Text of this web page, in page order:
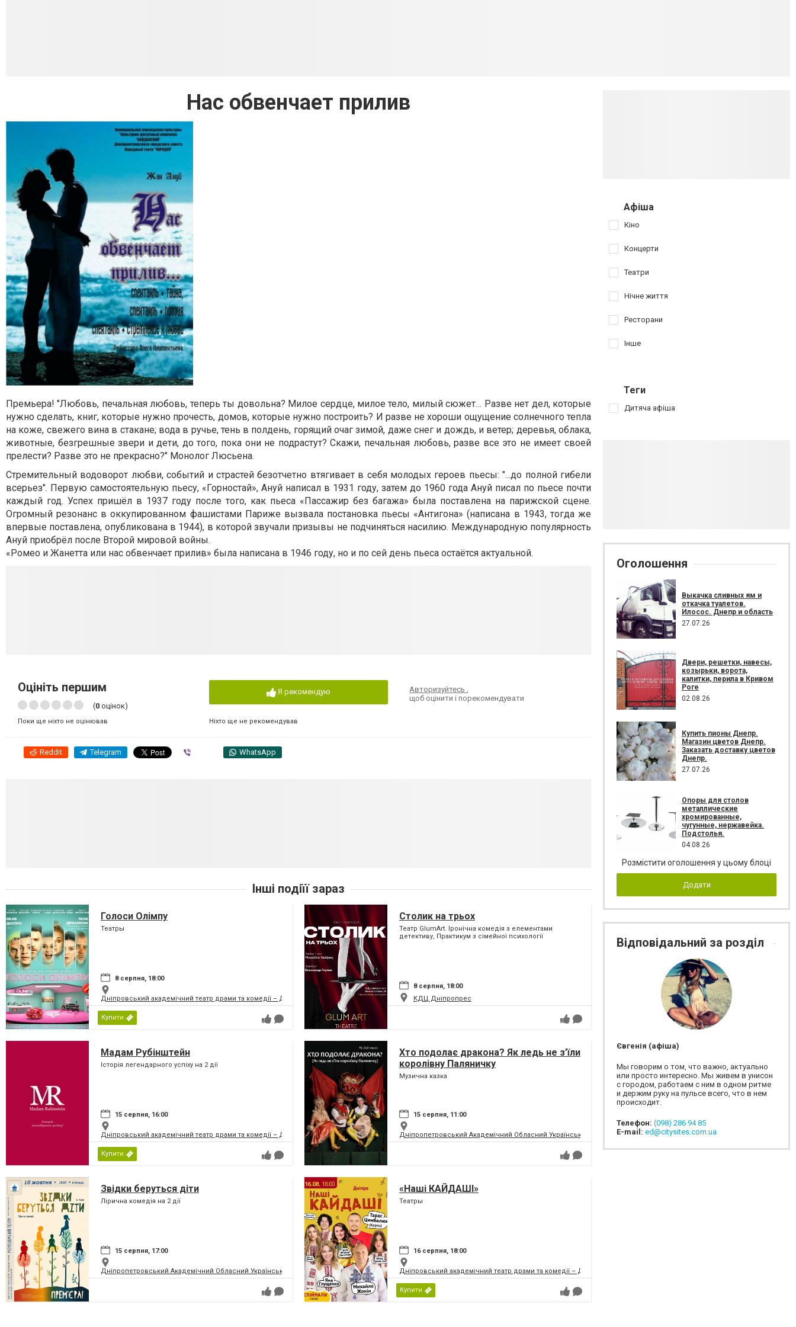
Нас обвенчает прилив
Премьера! "Любовь, печальная любовь, теперь ты довольна? Милое сердце, милое тело, милый сюжет… Разве нет дел, которые
нужно сделать, книг, которые нужно прочесть, домов, которые нужно построить? И разве не хороши ощущение солнечного тепла
на коже, свежего вина в стакане; вода в ручье, тень в полдень, горящий очаг зимой, даже снег и дождь, и ветер; деревья, облака,
животные, безгрешные звери и дети, до того, пока они не подрастут? Скажи, печальная любовь, разве все это не имеет своей
прелести? Разве это не прекрасно?" Монолог Люсьена.
Стремительный водоворот любви, событий и страстей безотчетно втягивает в себя молодых героев пьесы: "...до полной гибели
всерьез". Первую самостоятельную пьесу, «Горностай», Ануй написал в 1931 году, затем до 1960 года Ануй писал по пьесе почти
каждый год. Успех пришёл в 1937 году после того, как пьеса «Пассажир без багажа» была поставлена на парижской сцене.
Огромный резонанс в оккупированном фашистами Париже вызвала постановка пьесы «Антигона» (написана в 1943, тогда же
впервые поставлена, опубликована в 1944), в которой звучали призывы не подчиняться насилию. Международную популярность
Ануй приобрёл после Второй мировой войны.
«Ромео и Жанетта или нас обвенчает прилив» была написана в 1946 году, но и по сей день пьеса остаётся актуальной.
Оцініть першим
(0 оцінок)
Поки ще ніхто не оцінював
Я рекомендую
Ніхто ще не рекомендував
Авторизуйтесь,
щоб оцінити і порекомендувати
Reddit Telegram WhatsApp
Інші подіїї зараз
Голоси Олімпу
Театры
8 серпня, 18:00
Дніпровський академічний театр драми та комедії – ДРАМіКОМ
Купити
Столик на трьох
Театр GlumArt. Іронічна комедія з елементами
детективу, Практикум з сімейної психології
8 серпня, 18:00
КДЦ Дніпропрес
Мадам Рубінштейн
Історія легендарного успіху на 2 дії
15 серпня, 16:00
Дніпровський академічний театр драми та комедії – ДРАМіКОМ
Купити
Хто подолає дракона? Як ледь не з’їли
королівну Паляничку
Музична казка
15 серпня, 11:00
Дніпропетровський Академічний Обласний Український Молодіжний Театр
Звідки беруться діти
Лірична комедія на 2 дії
15 серпня, 17:00
Дніпропетровський Академічний Обласний Український Молодіжний Театр
«Наші КАЙДАШІ»
Театры
16 серпня, 18:00
Дніпровський академічний театр драми та комедії – ДРАМіКОМ
Купити
Афіша
Кіно
Концерти
Театри
Нічне життя
Ресторани
Інше
Теги
Дитяча афіша
Оголошення
Выкачка сливных ям и
откачка туалетов.
Илосос. Днепр и область
27.07.26
Двери, решетки, навесы,
козырьки, ворота,
калитки, перила в Кривом
Роге
02.08.26
Купить пионы Днепр.
Магазин цветов Днепр.
Заказать доставку цветов
Днепр.
27.07.26
Опоры для столов
металлические
хромированные,
чугунные, нержавейка.
Подстолья.
04.08.26
Розмістити оголошення у цьому блоці
Додати
Відповідальний за розділ
Євгенія (афіша)
Мы говорим о том, что важно, актуально
или просто интересно. Мы живем в унисон
с городом, работаем с ним в одном ритме
и держим руку на пульсе всего, что в нем
происходит.
Телефон: (098) 286 94 85
E-mail: ed@citysites.com.ua